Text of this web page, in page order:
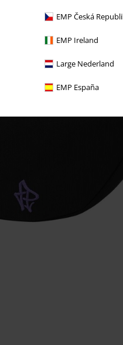
EMP Česká
EMP Ireland
Large Nederland
EMP España